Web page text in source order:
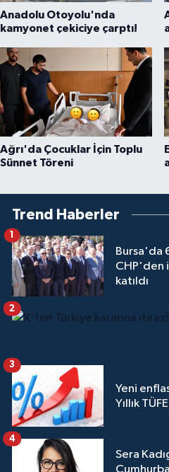
Ağrı'da Çocuklar İçin Toplu
Sünnet Töreni
Trend Haberler
CHP'den
2
3
Sera
4